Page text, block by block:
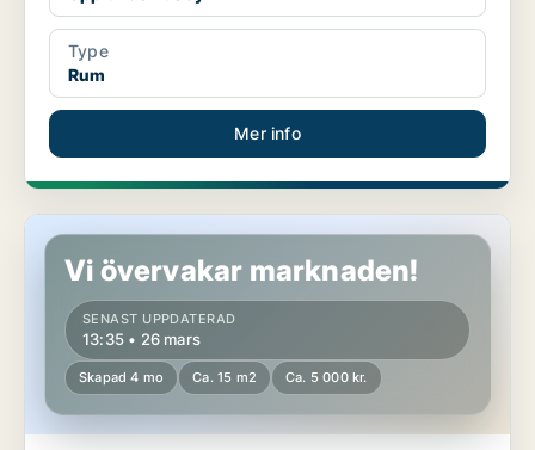
Type
Rum
Mer info
Rum i Upplands Väsby
Vi övervakar marknaden!
SENAST UPPDATERAD
13:35 • 26 mars
Skapad 4 mo Ca. 15 m2 Ca. 5 000 kr.